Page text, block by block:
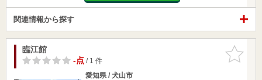
関連情報から探す
お気に入
りに追加
臨江館
-点/ 1 件
愛知県 / 犬山市